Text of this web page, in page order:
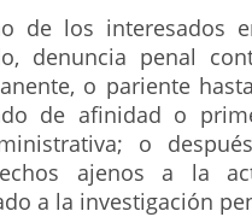
de los interesados
denuncia penal
o pariente
de afinidad o
o
ajenos a la
a la investigación